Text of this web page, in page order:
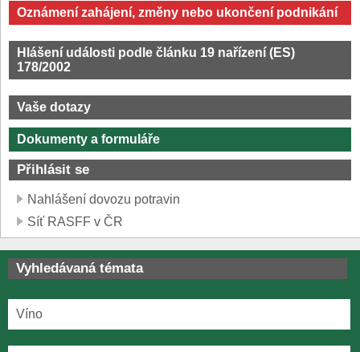
Oznámení zahájení, změny nebo ukončení podnikání
Hlášení události podle článku 19 nařízení (ES)
178/2002
Vaše dotazy
Dokumenty a formuláře
Přihlásit se
Nahlášení dovozu potravin
Síť RASFF v ČR
Vyhledávaná témata
Víno